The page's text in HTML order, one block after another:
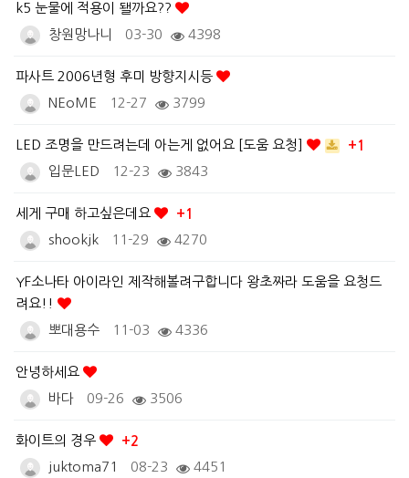
k5 눈물에 적용이 됄까요??
창원망나니
03-30 4398
파사트 2006년형 후미 방향지시등
NEoME
12-27 3799
LED 조명을 만드려는데 아는게 없어요 [도움 요청]
+1
입문LED
12-23 3843
세게 구매 하고싶은데요
+1
shookjk
11-29 4270
YF소나타 아이라인 제작해볼려구합니다 왕초짜라 도움을 요청드
려요!!
뽀대용수
11-03 4336
안녕하세요
바다
09-26 3506
화이트의 경우
+2
juktoma71
08-23 4451